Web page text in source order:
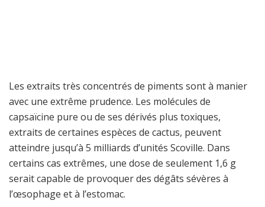
Les extraits très concentrés de piments sont à manier
avec une extrême prudence. Les molécules de
capsaïcine pure ou de ses dérivés plus toxiques,
extraits de certaines espèces de cactus, peuvent
atteindre jusqu’à 5 milliards d’unités Scoville. Dans
certains cas extrêmes, une dose de seulement 1,6 g
serait capable de provoquer des dégâts sévères à
l’œsophage et à l’estomac.